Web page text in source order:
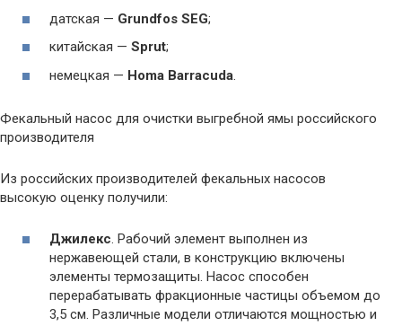
датская — Grundfos SEG;
китайская — Sprut;
немецкая — Homa Barracuda.
Фекальный насос для очистки выгребной ямы российского
производителя
Из российских производителей фекальных насосов
высокую оценку получили:
Джилекс. Рабочий элемент выполнен из
нержавеющей стали, в конструкцию включены
элементы термозащиты. Насос способен
перерабатывать фракционные частицы объемом до
3,5 см. Различные модели отличаются мощностью и